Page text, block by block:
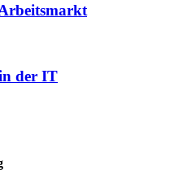
der IT